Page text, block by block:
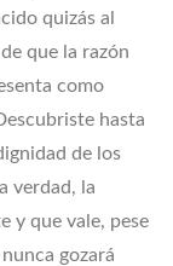
quizás al
que la razón
como
hasta
de los
verdad, la
y que vale, pese
gozará